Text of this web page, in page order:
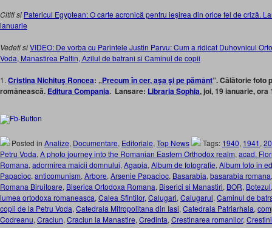
Cititi si Patericul Egyptean: O carte acronică pentru ieşirea din orice fel de criză.
ianuarie
Vedeti siVIDEO: De vorba cu Parintele Justin Parvu: Cum a ridicat Duhovnicul
Voda, Manastirea Paltin, Azilul de batrani si Caminul de copii
1. Cristina Nichituş Roncea: „Precum în cer, aşa şi pe pământ”. Călătorie foto
românească. Editura Compania. Lansare: Libraria Sophia, joi, 19 ianuarie, ora
Posted in Analize, Documentare, Editoriale, Top News Tags: 1940, 1941,
Petru Voda, A photo journey into the Romanian Eastern Orthodox realm, acad.
Romana, adormirea maicii domnului, Agapia, Album de fotografie, Album foto in
Papacioc, anticomunism, Arbore, Arsenie Papacioc, Basarabia, basarabia romana
Romana Biruitoare, Biserica Ortodoxa Romana, Biserici si Manastiri, BOR, Botezul
lumea ortodoxa romaneasca, Calea Sfintilor, Calugari, Calugarul, Caminul de
copii de la Petru Voda, Catedrala Mitropolitana din Iasi, Catedrala Patriarhala,
Codreanu, Craciun, Craciun la Manastire, Credinta, Crestinarea romanilor,